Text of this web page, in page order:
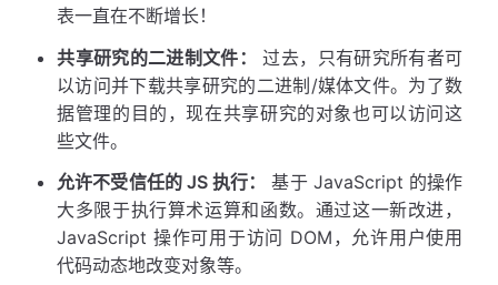
表一直在不断增长！
共享研究的二进制文件：
过去，只有研究所有者可
以访问并下载共享研究的二进制/媒体文件。为了数
据管理的目的，现在共享研究的对象也可以访问这
些文件。
允许不受信任的 JS 执行：
基于 JavaScript 的操作
大多限于执行算术运算和函数。通过这一新改进，
JavaScript 操作可用于访问 DOM，允许用户使用
代码动态地改变对象等。